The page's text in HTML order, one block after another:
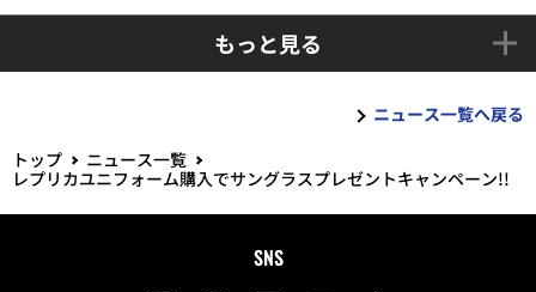
もっと見る
ニュース一覧へ戻る
トップ
ニュース一覧
レプリカユニフォーム購入でサングラスプレゼントキャンペーン!!
SNS